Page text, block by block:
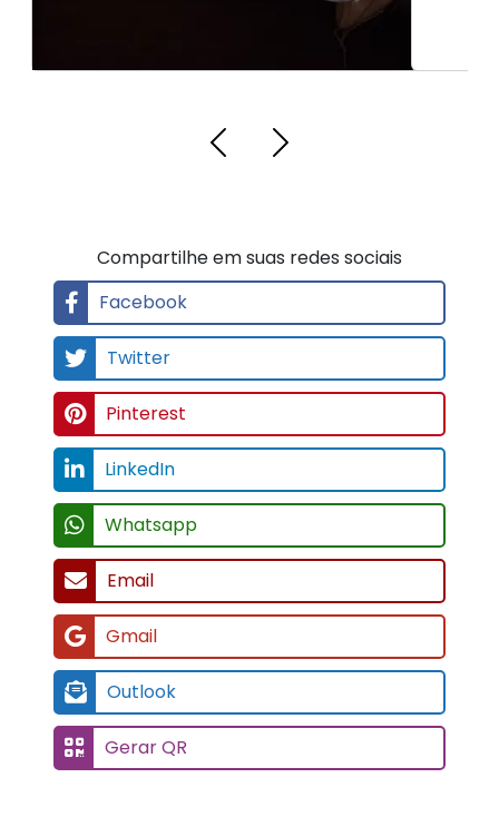
Compartilhe em suas redes sociais
Facebook
Twitter
Pinterest
LinkedIn
Whatsapp
Email
Gmail
Outlook
Gerar QR